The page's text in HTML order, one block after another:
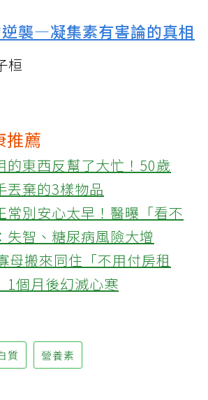
襲—凝集素有害論的真相
桓
推薦
的東西反幫了大忙！50歲
丟棄的3樣物品
常別安心太早！醫曝「看不
失智、糖尿病風險大增
母搬來同住「不用付房租
1個月後幻滅心寒
質 營養素